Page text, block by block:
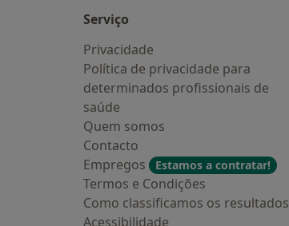
Serviço
Privacidade
Política de privacidade para
determinados profissionais de
saúde
Quem somos
Contacto
Empregos
Estamos a contratar!
Termos e Condições
Como classificamos os resultados
Acessibilidade